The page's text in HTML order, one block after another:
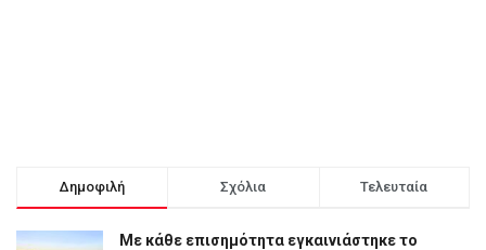
Δημοφιλή Σχόλια Τελευταία
Με κάθε επισημότητα εγκαινιάστηκε το